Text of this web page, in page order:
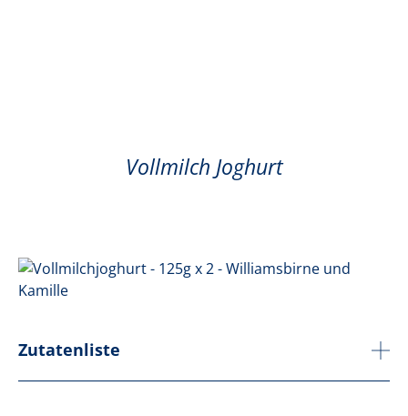
Vollmilch Joghurt
Zutatenliste